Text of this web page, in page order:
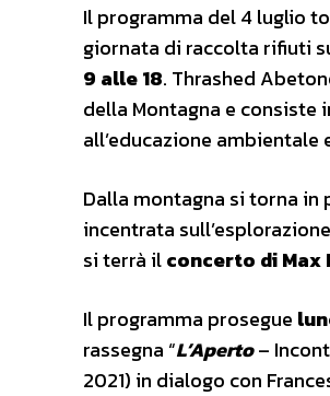
Il programma del 4 luglio
giornata di raccolta rifiuti
9 alle 18. Thrashed
della Montagna e
all’educazione
Dalla montagna si torna in
incentrata
si terrà ilconcerto di Max
Il programma prosegue
rassegna “L’Aperto–
2021) in dialogo con